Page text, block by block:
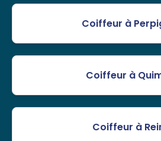
Coiffeur à
Coiffeur à
Coiffeur à